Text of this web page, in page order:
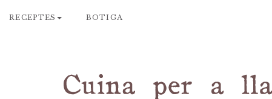
RECEPTES BOTIGA